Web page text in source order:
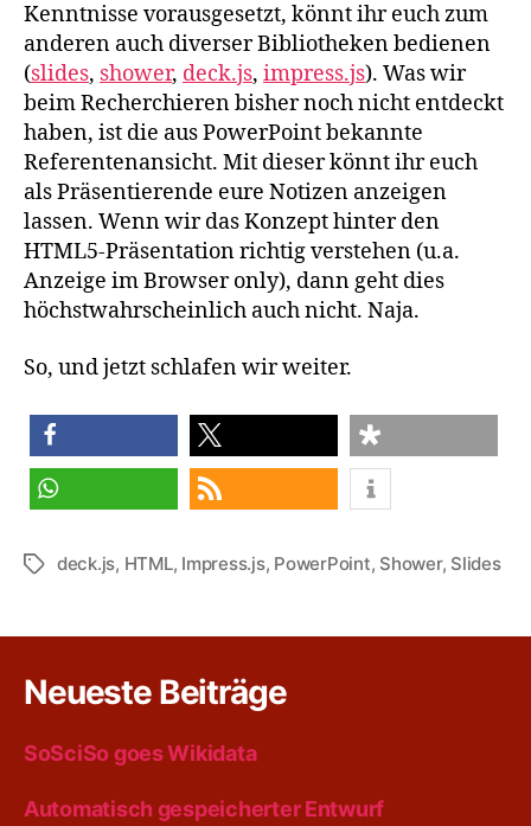
Kenntnisse vorausgesetzt, könnt ihr euch zum
anderen auch diverser Bibliotheken bedienen
(slides, shower, deck.js, impress.js). Was wir
beim Recherchieren bisher noch nicht entdeckt
haben, ist die aus PowerPoint bekannte
Referentenansicht. Mit dieser könnt ihr euch
als Präsentierende eure Notizen anzeigen
lassen. Wenn wir das Konzept hinter den
HTML5-Präsentation richtig verstehen (u.a.
Anzeige im Browser only), dann geht dies
höchstwahrscheinlich auch nicht. Naja.
So, und jetzt schlafen wir weiter.
teilen teilen teilen
Schlagwörter
deck.js, HTML, Impress.js, PowerPoint, Shower, Slides
Neueste Beiträge
SoSciSo goes Wikidata
Automatisch gespeicherter Entwurf